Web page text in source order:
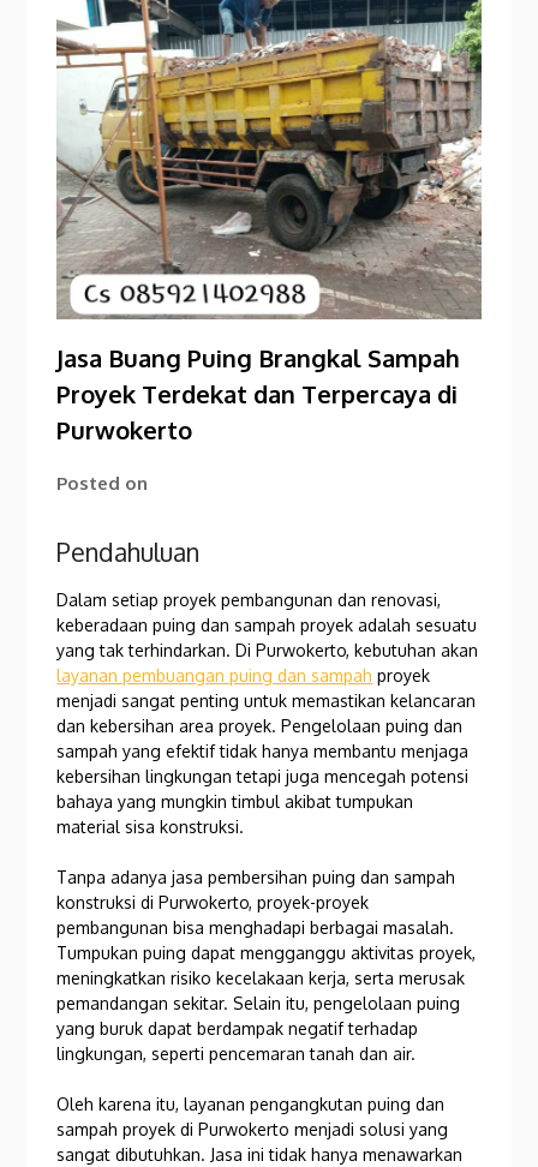
Jasa Buang Puing Brangkal Sampah
Proyek Terdekat dan Terpercaya di
Purwokerto
Posted on
Pendahuluan
Dalam setiap proyek pembangunan dan renovasi,
keberadaan puing dan sampah proyek adalah sesuatu
yang tak terhindarkan. Di Purwokerto, kebutuhan akan
layanan pembuangan puing dan sampah proyek
menjadi sangat penting untuk memastikan kelancaran
dan kebersihan area proyek. Pengelolaan puing dan
sampah yang efektif tidak hanya membantu menjaga
kebersihan lingkungan tetapi juga mencegah potensi
bahaya yang mungkin timbul akibat tumpukan
material sisa konstruksi.
Tanpa adanya jasa pembersihan puing dan sampah
konstruksi di Purwokerto, proyek-proyek
pembangunan bisa menghadapi berbagai masalah.
Tumpukan puing dapat mengganggu aktivitas proyek,
meningkatkan risiko kecelakaan kerja, serta merusak
pemandangan sekitar. Selain itu, pengelolaan puing
yang buruk dapat berdampak negatif terhadap
lingkungan, seperti pencemaran tanah dan air.
Oleh karena itu, layanan pengangkutan puing dan
sampah proyek di Purwokerto menjadi solusi yang
sangat dibutuhkan. Jasa ini tidak hanya menawarkan